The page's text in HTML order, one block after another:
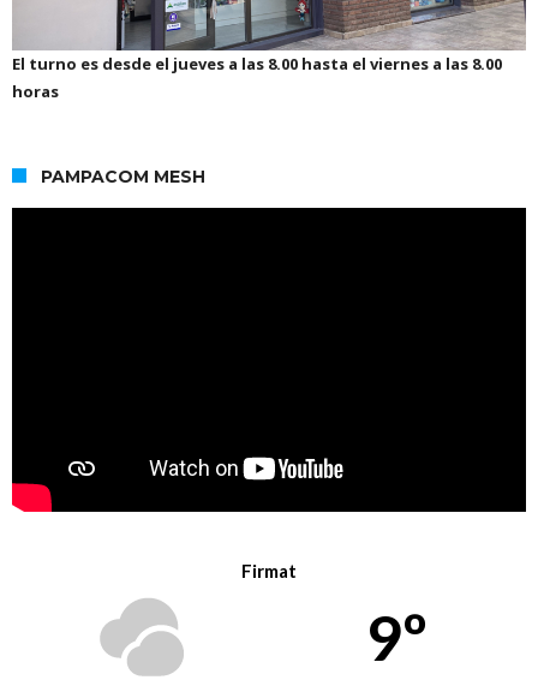
El turno es desde el jueves a las 8.00 hasta el viernes a las 8.00
horas
PAMPACOM MESH
Firmat
9º